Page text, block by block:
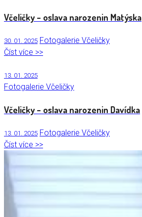
Včeličky – oslava narozenin Matýska
30. 01. 2025 Fotogalerie Včeličky
Číst více >>
13. 01. 2025
Fotogalerie Včeličky
Včeličky – oslava narozenin Davídka
13. 01. 2025 Fotogalerie Včeličky
Číst více >>